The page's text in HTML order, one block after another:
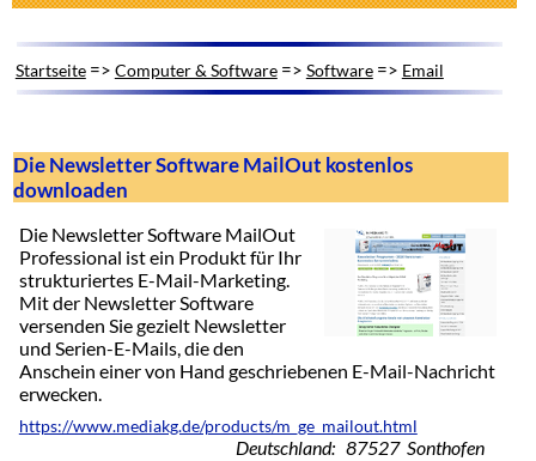
Startseite=> Computer & Software=> Software=> Email
Die Newsletter Software MailOut kostenlos
downloaden
Die Newsletter Software MailOut
Professional ist ein Produkt für Ihr
strukturiertes E-Mail-Marketing.
Mit der Newsletter Software
versenden Sie gezielt Newsletter
und Serien-E-Mails, die den
Anschein einer von Hand geschriebenen E-Mail-Nachricht
erwecken.
https://www.mediakg.de/products/m_ge_mailout.html
Deutschland: 87527 Sonthofen